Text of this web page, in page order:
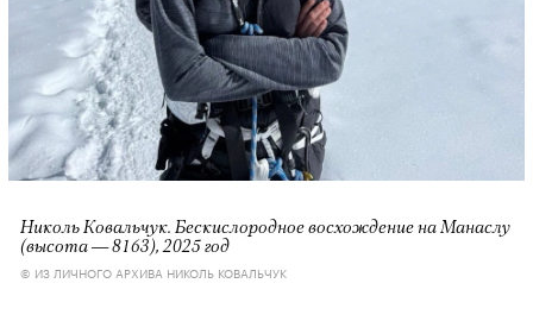
Николь Ковальчук. Бескислородное восхождение на Манаслу
(высота — 8163), 2025 год
© ИЗ ЛИЧНОГО АРХИВА НИКОЛЬ КОВАЛЬЧУК